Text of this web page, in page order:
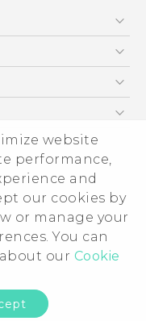
website
performance,
and
our cookies by
or manage your
You can
our Cookie